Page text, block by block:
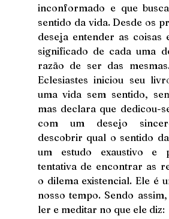
inconformado e que
sentido da vida. Desde os
deseja entender as coisas
significado de cada uma
razão de ser das
Eclesiastes iniciou seu
uma vida sem sentido,
mas declara que dedicou-
com um desejo
descobrir qual o sentido
um estudo exaustivo e
tentativa de encontrar as
o dilema existencial. Ele é
nosso tempo. Sendo
ler e meditar no que ele diz: